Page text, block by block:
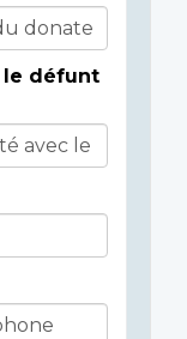
le défunt